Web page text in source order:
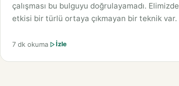
çalışması bu bulguyu doğrulayamadı. Elimizde
etkisi bir türlü ortaya çıkmayan bir teknik var.
7 dk okuma İzle